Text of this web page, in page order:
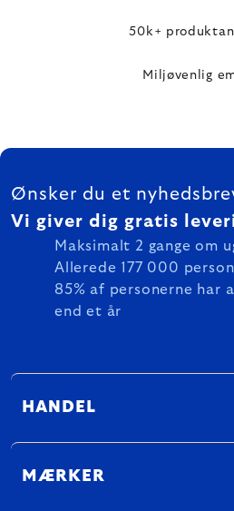
50k+
Miljøvenlig
FOOTER
Ønsker du et
Vi giver dig gratis
Maksimalt 2 gange om
Allerede 177 000
85% af personerne har
end et år
HANDEL
MÆRKER